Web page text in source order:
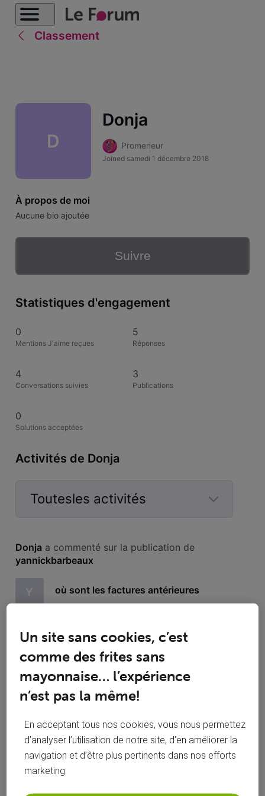
Classement
D
Donja
Promeneur
Joined samedi 1 décembre 2018
À propos de moi
Aucune bio ajoutée
Suivre
Statistiques d'engagement
0
Mentions J'aime reçues
5
Réponses
4
Conversations suivies
3
Publications
0
Solutions acceptées
Activités de Donja
Toutesles activités
activités
Donja a commenté sur la publication de
yannickbarbeaux
Y où sont les factures antérieures
factures Internet sur le nouveau portail. Est-ce encore
disponible quelque part ? Quand je vais dans "Toutes mes
factures", j'arrive sur Bills of the month -> No bill for the
selected period! Mais je n'ai pas le choix de la période.
D
je n'arrive même plus me connecter sur my
voo alors que je suis certaine de mon mot de
passe
Donja a suivi la publication de
Un site sans cookies, c’est
comme des frites sans
mayonnaise… l’expérience
n’est pas la même!
En acceptant tous nos cookies, vous nous permettez
d’analyser l’utilisation de notre site, d’en améliorer la
navigation et d’être plus pertinents dans nos efforts
marketing.